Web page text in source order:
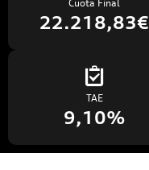
Cuota Final
22.218,83€
TAE
9,10%